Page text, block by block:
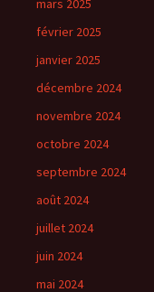
mars 2025
février 2025
janvier 2025
décembre 2024
novembre 2024
octobre 2024
septembre 2024
août 2024
juillet 2024
juin 2024
mai 2024